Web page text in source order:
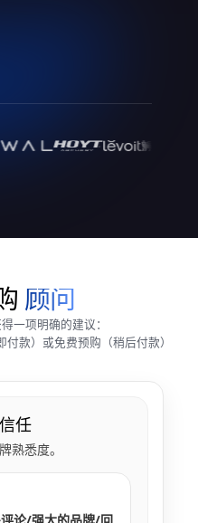
顾问
一项明确的建议：
款）或免费预购（稍后付款）
任
熟悉度。